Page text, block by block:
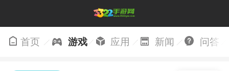
首页 游戏 应用 新闻 问答